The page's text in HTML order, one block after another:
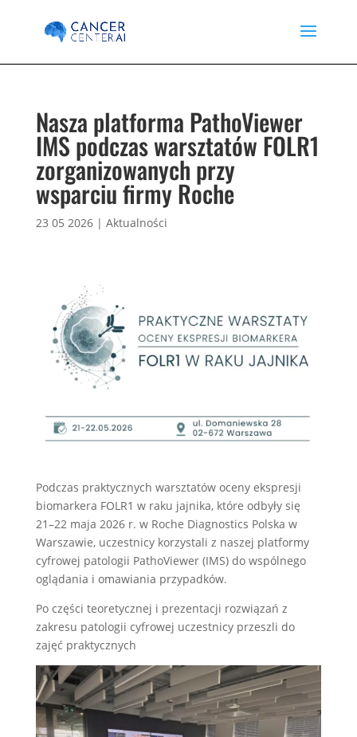
Nasza platforma PathoViewer
IMS podczas warsztatów FOLR1
zorganizowanych przy
wsparciu firmy Roche
23 05 2026| Aktualności
Podczas praktycznych warsztatów oceny ekspresji
biomarkera FOLR1 w raku jajnika, które odbyły się
21–22 maja 2026 r. w Roche Diagnostics Polska w
Warszawie, uczestnicy korzystali z naszej platformy
cyfrowej patologii PathoViewer (IMS) do wspólnego
oglądania i omawiania przypadków.
Po części teoretycznej i prezentacji rozwiązań z
zakresu patologii cyfrowej uczestnicy przeszli do
zajęć praktycznych